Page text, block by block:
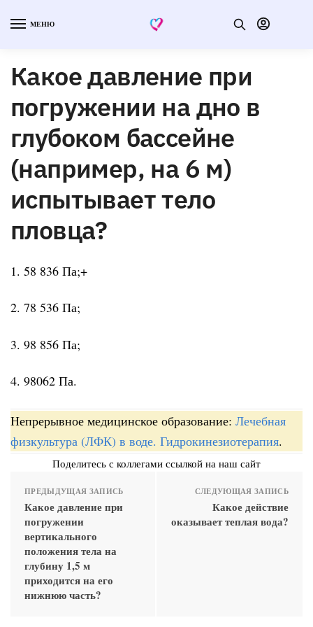
МЕНЮ
Какое давление при
погружении на дно в
глубоком бассейне
(например, на 6 м)
испытывает тело
пловца?
1. 58 836 Па;+
2. 78 536 Па;
3. 98 856 Па;
4. 98062 Па.
Непрерывное медицинское образование: Лечебная
физкультура (ЛФК) в воде. Гидрокинезиотерапия.
Поделитесь с коллегами ссылкой на наш сайт
ПРЕДЫДУЩАЯ ЗАПИСЬ
Какое давление при
погружении
вертикального
положения тела на
глубину 1,5 м
приходится на его
нижнюю часть?
СЛЕДУЮЩАЯ ЗАПИСЬ
Какое действие
оказывает теплая вода?